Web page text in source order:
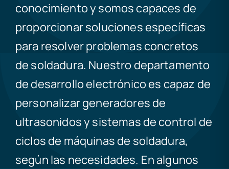
conocimiento y somos capaces de
proporcionar soluciones específicas
para resolver problemas concretos
de soldadura. Nuestro departamento
de desarrollo electrónico es capaz de
personalizar generadores de
ultrasonidos y sistemas de control de
ciclos de máquinas de soldadura,
según las necesidades. En algunos